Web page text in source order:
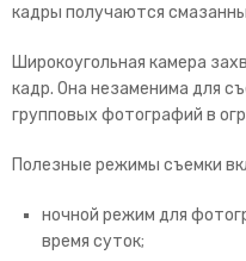
кадры получаются
Широкоугольная камера
кадр. Она незаменима для
групповых фотографий в
Полезные режимы съемки
ночной режим для
время суток;